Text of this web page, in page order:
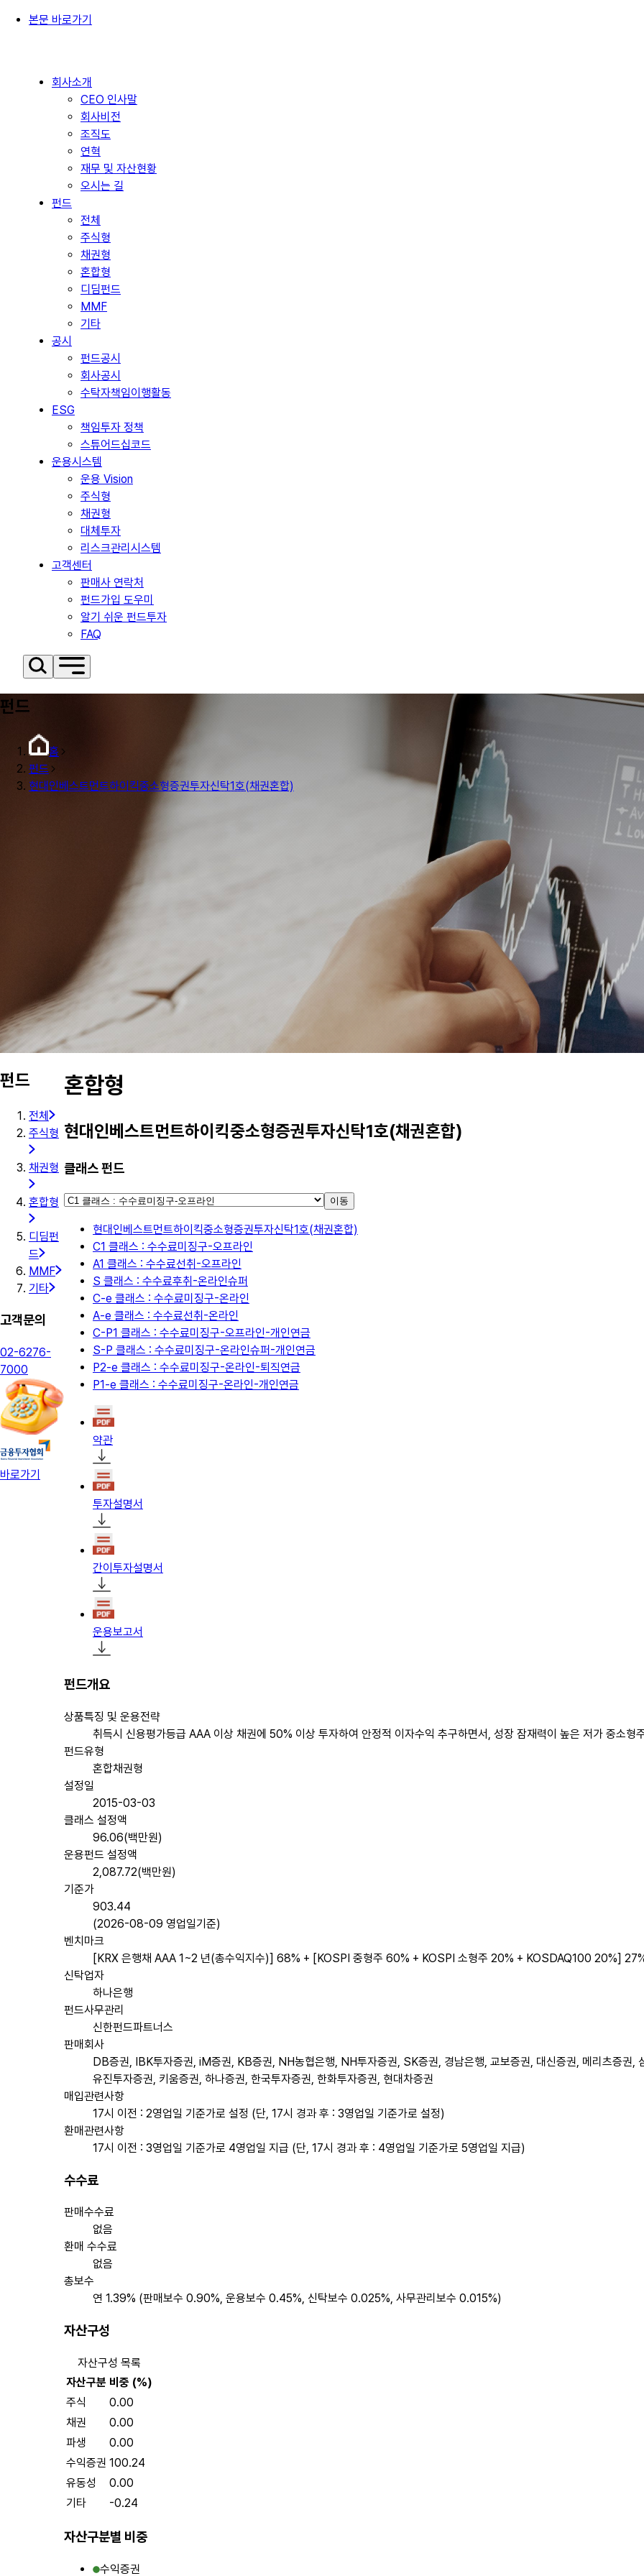
본문 바로가기
회사소개
CEO 인사말
회사비전
조직도
연혁
재무 및 자산현황
오시는 길
펀드
전체
주식형
채권형
혼합형
디딤펀드
MMF
기타
공시
펀드공시
회사공시
수탁자책임이행활동
ESG
책임투자 정책
스튜어드십코드
운용시스템
운용 Vision
주식형
채권형
대체투자
리스크관리시스템
고객센터
판매사 연락처
펀드가입 도우미
알기 쉬운 펀드투자
FAQ
펀드
홈
펀드
현대인베스트먼트하이킥중소형증권투자신탁1호(채권혼합)
펀드
전체
주식형
채권형
혼합형
디딤펀
드
MMF
기타
고객문의
02-6276-
7000
바로가기
혼합형
현대인베스트먼트하이킥중소형증권투자신탁1호(채권혼합)
클래스 펀드
이동
현대인베스트먼트하이킥중소형증권투자신탁1호(채권혼합)
C1 클래스 : 수수료미징구-오프라인
A1 클래스 : 수수료선취-오프라인
S 클래스 : 수수료후취-온라인슈퍼
C-e 클래스 : 수수료미징구-온라인
A-e 클래스 : 수수료선취-온라인
C-P1 클래스 : 수수료미징구-오프라인-개인연금
S-P 클래스 : 수수료미징구-온라인슈퍼-개인연금
P2-e 클래스 : 수수료미징구-온라인-퇴직연금
P1-e 클래스 : 수수료미징구-온라인-개인연금
약관
투자설명서
간이투자설명서
운용보고서
펀드개요
상품특징 및 운용전략
취득시 신용평가등급 AAA 이상 채권에 50% 이상 투자하여 안정적 이자수익 추구하면서, 성장 잠재력이 높은 저가 중소형
펀드유형
혼합채권형
설정일
2015-03-03
클래스 설정액
96.06(백만원)
운용펀드 설정액
2,087.72(백만원)
기준가
903.44
(2026-08-09 영업일기준)
벤치마크
[KRX 은행채 AAA 1~2 년(총수익지수)] 68% + [KOSPI 중형주 60% + KOSPI 소형주 20% + KOSDAQ100 20%]
신탁업자
하나은행
펀드사무관리
신한펀드파트너스
판매회사
DB증권, IBK투자증권, iM증권, KB증권, NH농협은행, NH투자증권, SK증권, 경남은행, 교보증권, 대신증권, 메리츠증권,
유진투자증권, 키움증권, 하나증권, 한국투자증권, 한화투자증권, 현대차증권
매입관련사항
17시 이전 : 2영업일 기준가로 설정 (단, 17시 경과 후 : 3영업일 기준가로 설정)
환매관련사항
17시 이전 : 3영업일 기준가로 4영업일 지급 (단, 17시 경과 후 : 4영업일 기준가로 5영업일 지급)
수수료
판매수수료
없음
환매 수수료
없음
총보수
연 1.39% (판매보수 0.90%, 운용보수 0.45%, 신탁보수 0.025%, 사무관리보수 0.015%)
자산구성
자산구성 목록
자산구분 비중 (%)
주식
0.00
채권
0.00
파생
0.00
수익증권 100.24
유동성
0.00
기타
-0.24
자산구분별 비중
수익증권